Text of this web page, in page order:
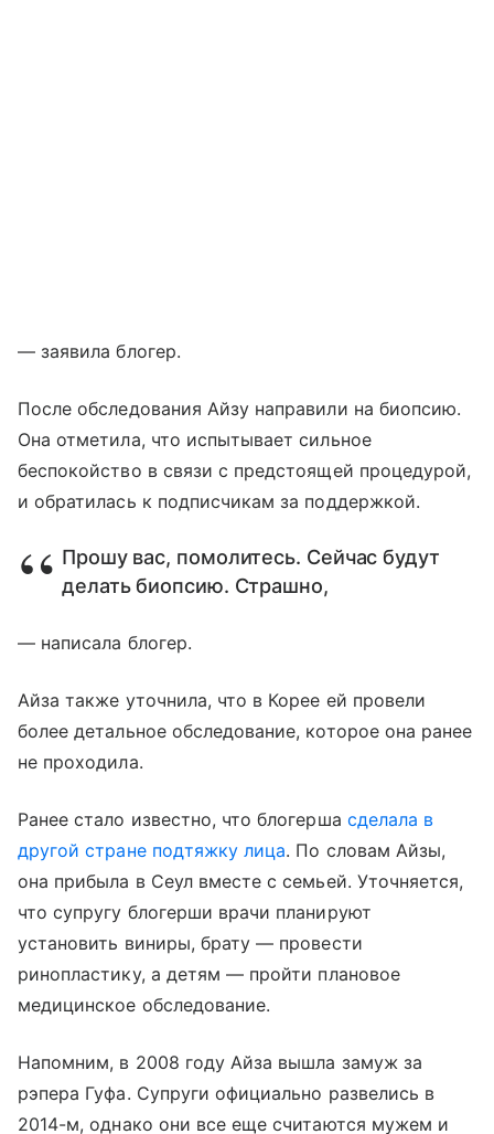
— заявила блогер.
После обследования Айзу направили на биопсию.
Она отметила, что испытывает сильное
беспокойство в связи с предстоящей процедурой,
и обратилась к подписчикам за поддержкой.
Прошу вас, помолитесь. Сейчас будут
делать биопсию. Страшно,
— написала блогер.
Айза также уточнила, что в Корее ей провели
более детальное обследование, которое она ранее
не проходила.
Ранее стало известно, что блогерша сделала в
другой стране подтяжку лица. По словам Айзы,
она прибыла в Сеул вместе с семьей. Уточняется,
что супругу блогерши врачи планируют
установить виниры, брату — провести
ринопластику, а детям — пройти плановое
медицинское обследование.
Напомним, в 2008 году Айза вышла замуж за
рэпера Гуфа. Супруги официально развелись в
2014-м, однако они все еще считаются мужем и